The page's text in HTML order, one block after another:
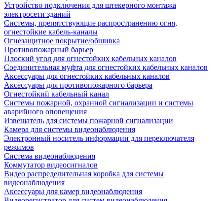
Устройство подключения для штекерного монтажа
электросети зданий
Системы, препятствующие распространению огня,
огнестойкие кабель-каналы
Огнезащитное покрытие/обшивка
Противопожарный барьер
Плоский угол для огнестойких кабельных каналов
Соединительная муфта для огнестойких кабельных каналов
Аксессуары для огнестойких кабельных каналов
Аксессуары для противопожарного барьера
Огнестойкий кабельный канал
Системы пожарной, охранной сигнализации и системы
аварийного оповещения
Извещатель для системы пожарной сигнализации
Камера для системы видеонаблюдения
Электронный носитель информации для переключателя
режимов
Система видеонаблюдения
Коммутатор видеосигналов
Видео распределительная коробка для системы
видеонаблюдения
Аксессуары для камер видеонаблюдения